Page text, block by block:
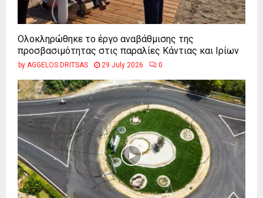
Ολοκληρώθηκε το έργο αναβάθμισης της
προσβασιμότητας στις παραλίες Κάντιας και Ιρίων
by AGGELOS DRITSAS 29 July 2026 0